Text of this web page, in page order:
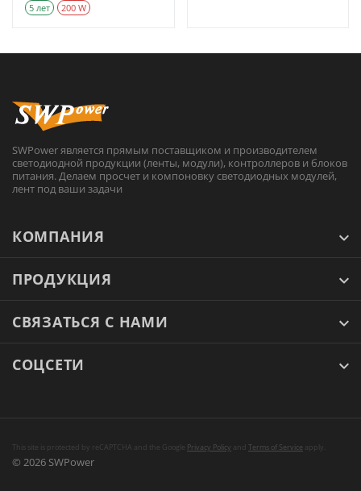
5 лет 200 W
SWPower является прямым поставщиком и производителем
светодиодной продукции (ленты, модули), контроллеров и блоков
питания. Делаем просчет и компоновку светодиодных модулей,
лент под ваши задачи
КОМПАНИЯ
ПРОДУКЦИЯ
СВЯЗАТЬСЯ С НАМИ
СОЦСЕТИ
This site is protected by reCAPTCHA and the Google Privacy Policy and Terms of Service apply.
© 2026 SWPower